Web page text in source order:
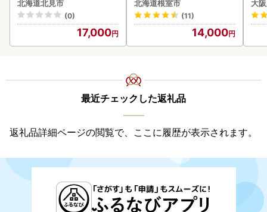
くら 醤油漬け パック 北海
道産 ふるさと納税 秋鮭 )【
北海道北見市
(0)
17,000
北海道根室市
(11)
14,000
大
最近チェックした返礼品
返礼品詳細ページの閲覧で、ここに履歴が表示されます。